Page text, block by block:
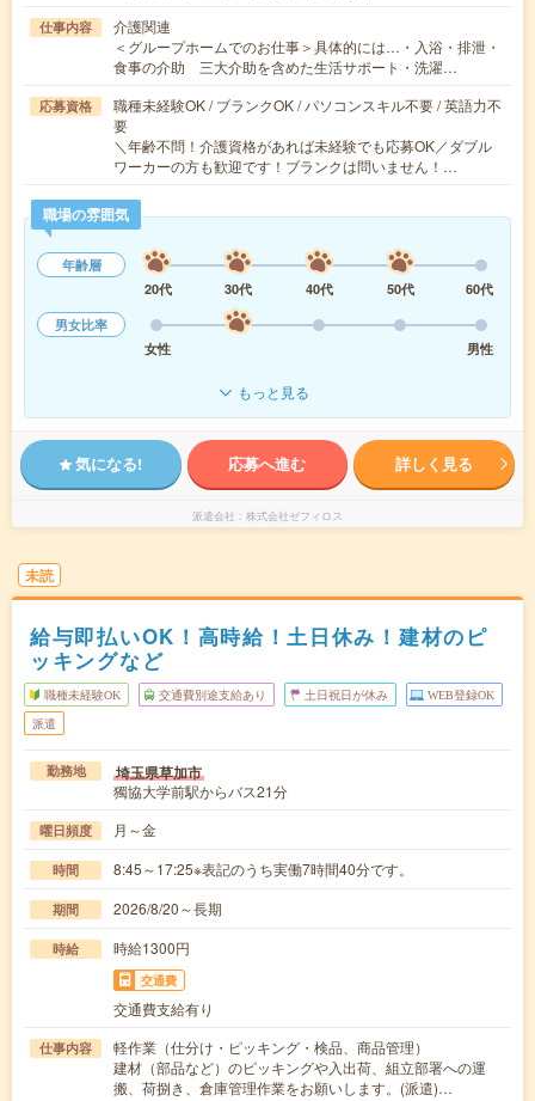
仕事内容
介護関連
＜グループホームでのお仕事＞具体的には…・入浴・排泄・
食事の介助 三大介助を含めた生活サポート・洗濯…
応募資格
職種未経験OK / ブランクOK / パソコンスキル不要 / 英語力不
要
＼年齢不問！介護資格があれば未経験でも応募OK／ダブル
ワーカーの方も歓迎です！ブランクは問いません！…
職場の雰囲気
年齢層
20代
30代 40代 50代
60代
男女比率
女性
男性
もっと見る
気になる! 応募へ進む 詳しく見る
派遣会社 株式会社ゼフィロス
未読
給与即払いOK！高時給！土日休み！建材のピ
ッキングなど
職種未経験OK 交通費別途支給あり 土日祝日が休み WEB登録OK
派遣
勤務地 埼玉県草加市
獨協大学前駅からバス21分
曜日頻度 月～金
時間 8:45～17:25※表記のうち実働7時間40分です。
期間 2026/8/20～長期
時給 時給1300円
交通費
交通費支給有り
仕事内容
軽作業（仕分け・ピッキング・検品、商品管理）
建材（部品など）のピッキングや入出荷、組立部署への運
搬、荷捌き、倉庫管理作業をお願いします。(派遣)…